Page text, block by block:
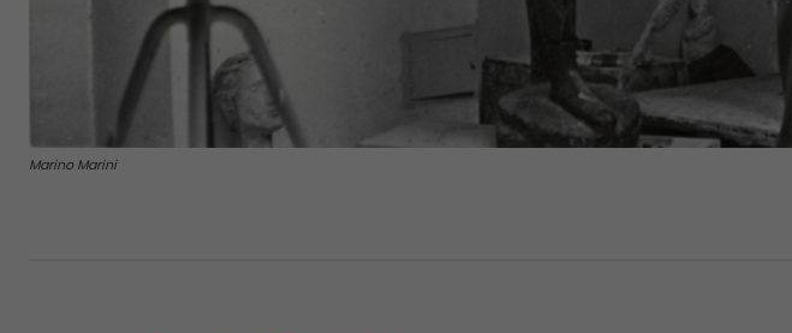
Marino Marini